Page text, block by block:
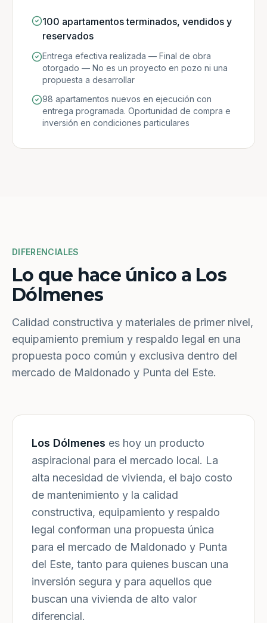
100 apartamentos terminados, vendidos y
reservados
Entrega efectiva realizada — Final de obra
otorgado — No es un proyecto en pozo ni una
propuesta a desarrollar
98 apartamentos nuevos en ejecución con
entrega programada. Oportunidad de compra e
inversión en condiciones particulares
DIFERENCIALES
Lo que hace único a Los
Dólmenes
Calidad constructiva y materiales de primer nivel,
equipamiento premium y respaldo legal en una
propuesta poco común y exclusiva dentro del
mercado de Maldonado y Punta del Este.
Los Dólmenes es hoy un producto
aspiracional para el mercado local. La
alta necesidad de vivienda, el bajo costo
de mantenimiento y la calidad
constructiva, equipamiento y respaldo
legal conforman una propuesta única
para el mercado de Maldonado y Punta
del Este, tanto para quienes buscan una
inversión segura y para aquellos que
buscan una vivienda de alto valor
diferencial.